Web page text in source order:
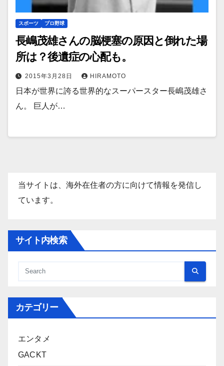
スポーツ プロ野球
長嶋茂雄さんの脳梗塞の原因と倒れた場
所は？後遺症の心配も。
2015年3月28日 HIRAMOTO
日本が世界に誇る世界的なスーパースター長嶋茂雄さ
ん。 巨人が…
当サイトは、海外在住者の方に向けて情報を発信し
ています。
サイト内検索
カテゴリー
エンタメ
GACKT